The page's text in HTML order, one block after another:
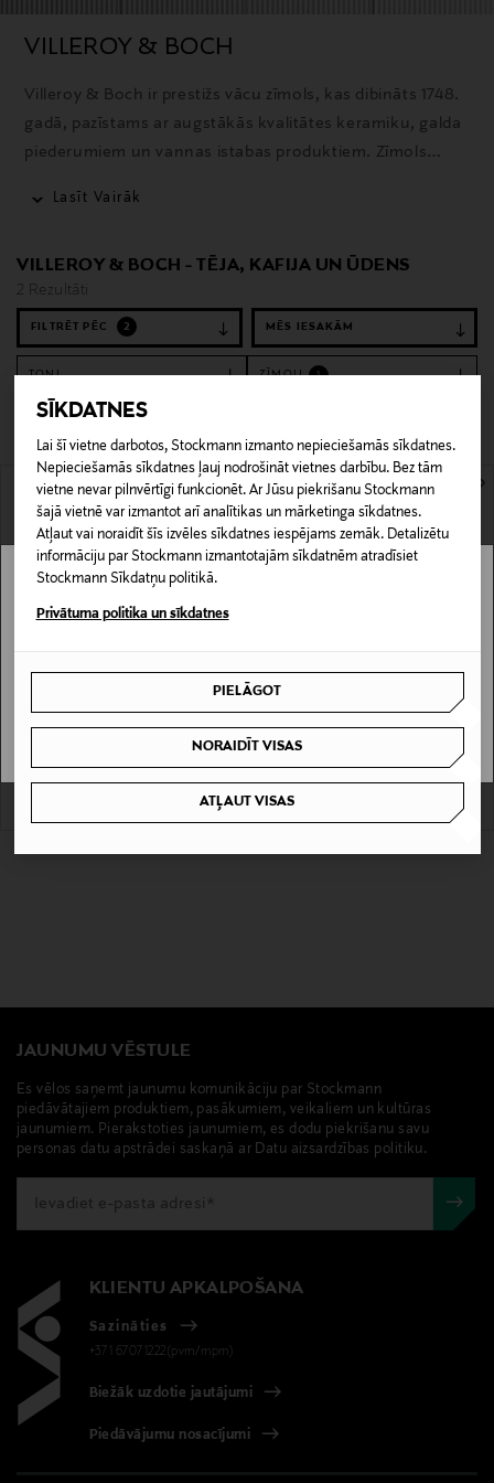
SĪKDATNES
Lai šī vietne darbotos, Stockmann izmanto nepieciešamās sīkdatnes.
Nepieciešamās sīkdatnes ļauj nodrošināt vietnes darbību. Bez tām
vietne nevar pilnvērtīgi funkcionēt. Ar Jūsu piekrišanu Stockmann
šajā vietnē var izmantot arī analītikas un mārketinga sīkdatnes.
Atļaut vai noraidīt šīs izvēles sīkdatnes iespējams zemāk. Detalizētu
informāciju par Stockmann izmantotajām sīkdatnēm atradīsiet
Stockmann Sīkdatņu politikā.
Privātuma politika un sīkdatnes
PIELĀGOT
NORAIDĪT VISAS
ATĻAUT VISAS
VILLEROY & BOCH
Villeroy & Boch ir prestižs vācu zīmols, kas dibināts 1748.
gadā, pazīstams ar augstākās kvalitātes keramiku, galda
piederumiem un vannas istabas produktiem. Zīmols
Lasīt Vairāk
VILLEROY & BOCH - TĒJA, KAFIJA UN ŪDENS
2 Rezultāti
FILTRĒT PĒC 2
TOŅI ZĪMOLI 1
2 Rezultāti
KUPONA PRIEKŠROCĪBA
Old Luxembourg tējkanna 1,1 l
KUPONA PRIEKŠROCĪBA
VILLEROY & BOCH
Mariefleur tējas krūze, 0,62 l
Original Price
79,90 €
JAUNUMU VĒSTULE
Es vēlos saņemt jaunumu komunikāciju par Stockmann
piedāvātajiem produktiem, pasākumiem, veikaliem un kultūras
jaunumiem. Pierakstoties jaunumiem, es dodu piekrišanu savu
personas datu apstrādei saskaņā ar Datu aizsardzības politiku.
KLIENTU APKALPOŠANA
Sazināties
+371 67071222(pvm/mpm)
Biežāk uzdotie jautājumi
Piedāvājumu nosacījumi
Stockmann nav pieejams tavā valstī.
I UNDERSTAND